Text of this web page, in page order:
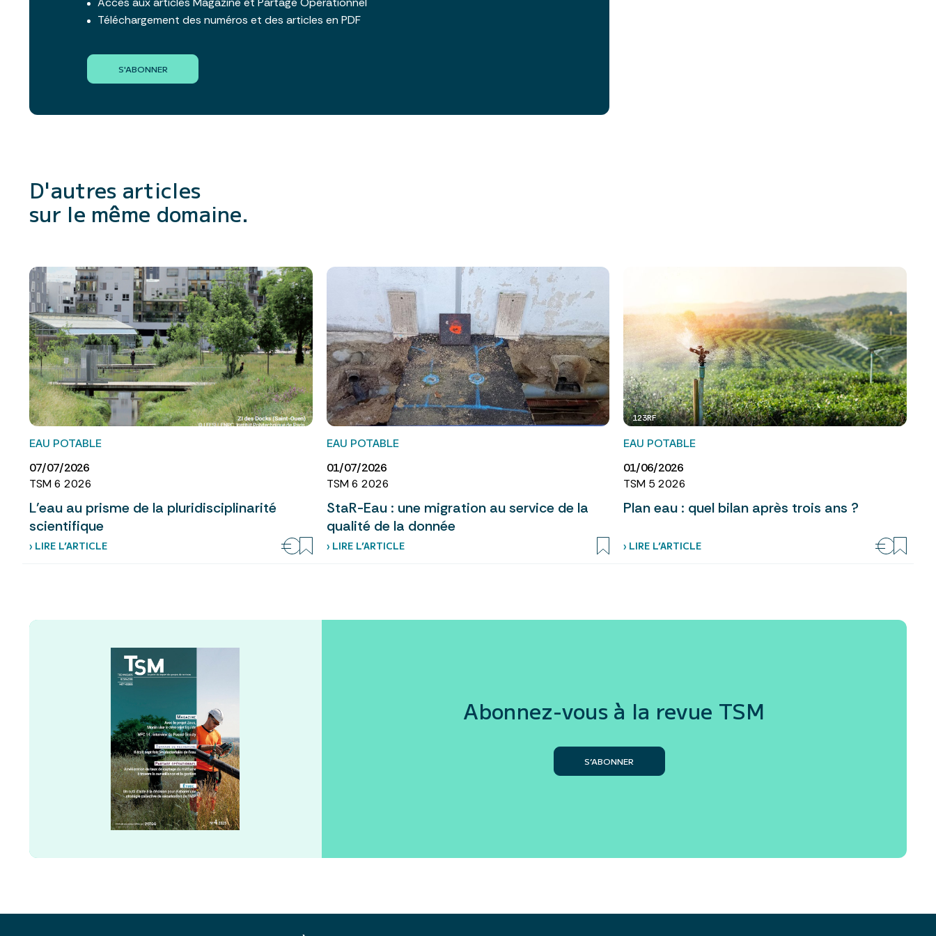
Téléchargement des numéros et des articles en PDF
S'ABONNER
D'autres articles
sur le même domaine.
EAU POTABLE
07/07/2026
TSM 6 2026
L’eau au prisme de la pluridisciplinarité
scientifique
› LIRE L’ARTICLE
EAU POTABLE
01/07/2026
TSM 6 2026
StaR-Eau : une migration au service de la
qualité de la donnée
› LIRE L’ARTICLE
123RF
EAU POTABLE
01/06/2026
TSM 5 2026
Plan eau : quel bilan après trois ans ?
› LIRE L’ARTICLE
Abonnez-vous à la revue TSM
S’ABONNER